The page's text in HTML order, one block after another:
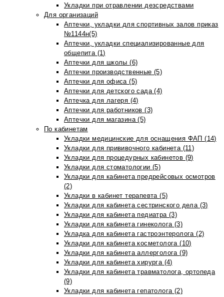
Укладки при отравлении дезсредствами
Для организаций
Аптечки, укладки для спортивных залов приказ
№1144н(5)
Аптечки, укладки специализированные для
общепита (1)
Аптечки для школы (6)
Аптечки производственные (5)
Аптечки для офиса (5)
Аптечки для детского сада (4)
Аптечка для лагеря (4)
Аптечки для работников (3)
Аптечки для магазина (5)
По кабинетам
Укладки медицинские для оснащения ФАП (14)
Укладки для прививочного кабинета (11)
Укладки для процедурных кабинетов (9)
Укладки для стоматологии (5)
Укладки для кабинета предрейсовых осмотров
(2)
Укладки в кабинет терапевта (5)
Укладки для кабинета сестринского дела (3)
Укладки для кабинета педиатра (3)
Укладки для кабинета гинеколога (3)
Укладка для кабинета гастроэнтеролога (2)
Укладки для кабинета косметолога (10)
Укладки для кабинета аллерголога (9)
Укладки для кабинета хирурга (4)
Укладки для кабинета травматолога, ортопеда
(9)
Укладки для кабинета гепатолога (2)